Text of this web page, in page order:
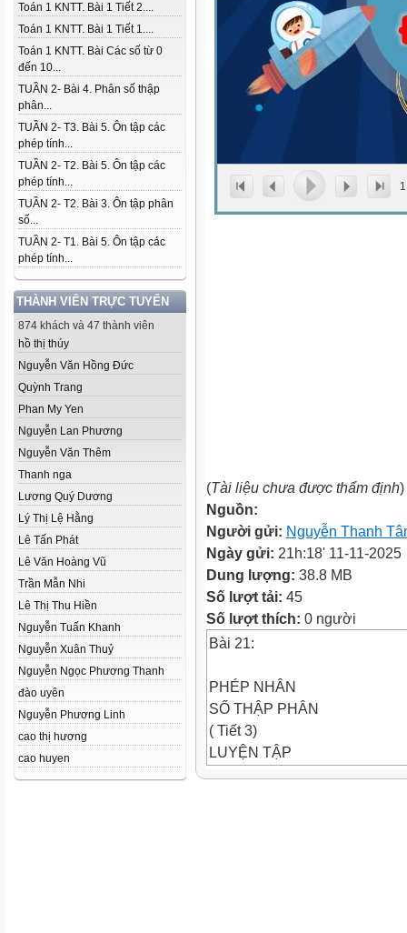
Toán 1 KNTT. Bài 1 Tiết 2....
Toán 1 KNTT. Bài 1 Tiết 1....
Toán 1 KNTT. Bài Các số từ 0
đến 10...
TUẦN 2- Bài 4. Phân số thập
phân...
TUẦN 2- T3. Bài 5. Ôn tập các
phép tính...
TUẦN 2- T2. Bài 5. Ôn tập các
phép tính...
TUẦN 2- T2. Bài 3. Ôn tập phân
số...
TUẦN 2- T1. Bài 5. Ôn tập các
phép tính...
THÀNH VIÊN TRỰC TUYẾN
874 khách và 47 thành viên
hồ thị thúy
Nguyễn Văn Hồng Đức
Quỳnh Trang
Phan My Yen
Nguyễn Lan Phương
Nguyễn Văn Thêm
Thanh nga
Lương Quý Dương
Lý Thị Lệ Hằng
Lê Tấn Phát
Lê Văn Hoàng Vũ
Trần Mẫn Nhi
Lê Thị Thu Hiền
Nguyễn Tuấn Khanh
Nguyễn Xuân Thuỷ
Nguyễn Ngọc Phương Thanh
đào uyên
Nguyễn Phương Linh
cao thị hương
cao huyen
1
(Tài liệu chưa được thẩm định)
Nguồn:
Người gửi: Nguyễn Thanh
Ngày gửi: 21h:18' 11-11-2025
Dung lượng: 38.8 MB
Số lượt tải: 45
Số lượt thích: 0 người
Bài 21:
PHÉP NHÂN
SỐ THẬP PHÂN
( Tiết 3)
LUYỆN TẬP